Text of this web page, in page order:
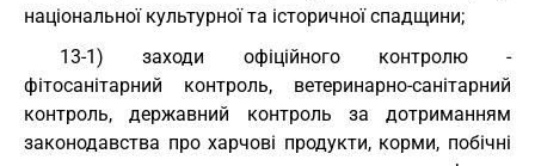
національної культурної та історичної спадщини;
13-1) заходи офіційного контролю -
фітосанітарний контроль, ветеринарно-санітарний
контроль, державний контроль за дотриманням
законодавства про харчові продукти, корми, побічні